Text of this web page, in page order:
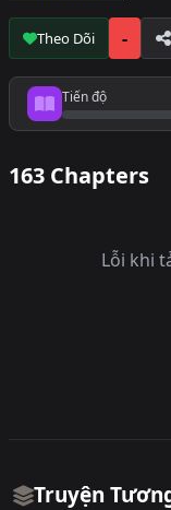
con quái vật bí ẩn
hiện mình có thể bắn
Master Buppanatsu,
Theo Dõi -
Tiến độ
Tiến độ đọc
163 Chapters
Lỗi khi
Truyện